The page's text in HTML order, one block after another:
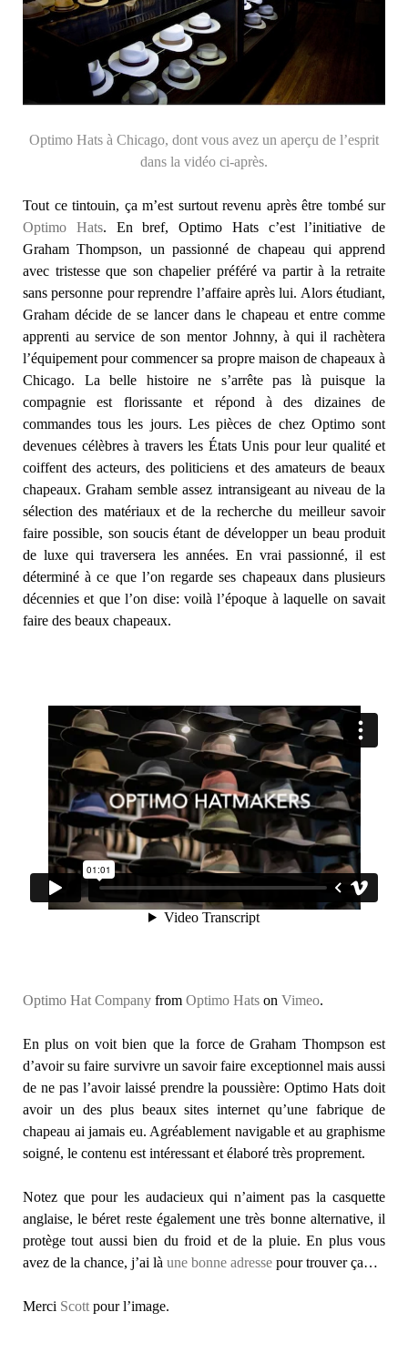
Optimo Hats à Chicago, dont vous avez un aperçu de l’esprit
dans la vidéo ci-après.
Tout ce tintouin, ça m’est surtout revenu après être tombé sur
Optimo Hats. En bref, Optimo Hats c’est l’initiative de
Graham Thompson, un passionné de chapeau qui apprend
avec tristesse que son chapelier préféré va partir à la retraite
sans personne pour reprendre l’affaire après lui. Alors étudiant,
Graham décide de se lancer dans le chapeau et entre comme
apprenti au service de son mentor Johnny, à qui il rachètera
l’équipement pour commencer sa propre maison de chapeaux à
Chicago. La belle histoire ne s’arrête pas là puisque la
compagnie est florissante et répond à des dizaines de
commandes tous les jours. Les pièces de chez Optimo sont
devenues célèbres à travers les États Unis pour leur qualité et
coiffent des acteurs, des politiciens et des amateurs de beaux
chapeaux. Graham semble assez intransigeant au niveau de la
sélection des matériaux et de la recherche du meilleur savoir
faire possible, son soucis étant de développer un beau produit
de luxe qui traversera les années. En vrai passionné, il est
déterminé à ce que l’on regarde ses chapeaux dans plusieurs
décennies et que l’on dise: voilà l’époque à laquelle on savait
faire des beaux chapeaux.
Optimo Hat Company from Optimo Hats on Vimeo.
En plus on voit bien que la force de Graham Thompson est
d’avoir su faire survivre un savoir faire exceptionnel mais aussi
de ne pas l’avoir laissé prendre la poussière: Optimo Hats doit
avoir un des plus beaux sites internet qu’une fabrique de
chapeau ai jamais eu. Agréablement navigable et au graphisme
soigné, le contenu est intéressant et élaboré très proprement.
Notez que pour les audacieux qui n’aiment pas la casquette
anglaise, le béret reste également une très bonne alternative, il
protège tout aussi bien du froid et de la pluie. En plus vous
avez de la chance, j’ai là une bonne adresse pour trouver ça…
Merci Scott pour l’image.